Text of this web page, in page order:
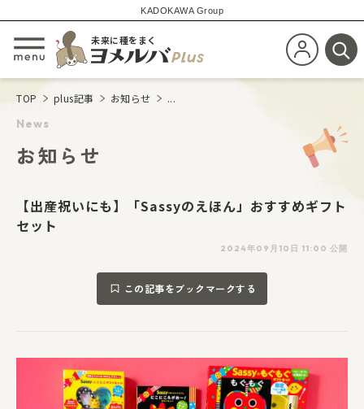
KADOKAWA Group
メニューを開閉する
未来に種をまく
新規会員登
検
TOP plus記事 お知らせ ...
News
お知らせ
【出産祝いにも】「Sassyのえほん」おすすめギフト
セット
2024年09月10日 11:00 公開
この記事をブックマークする